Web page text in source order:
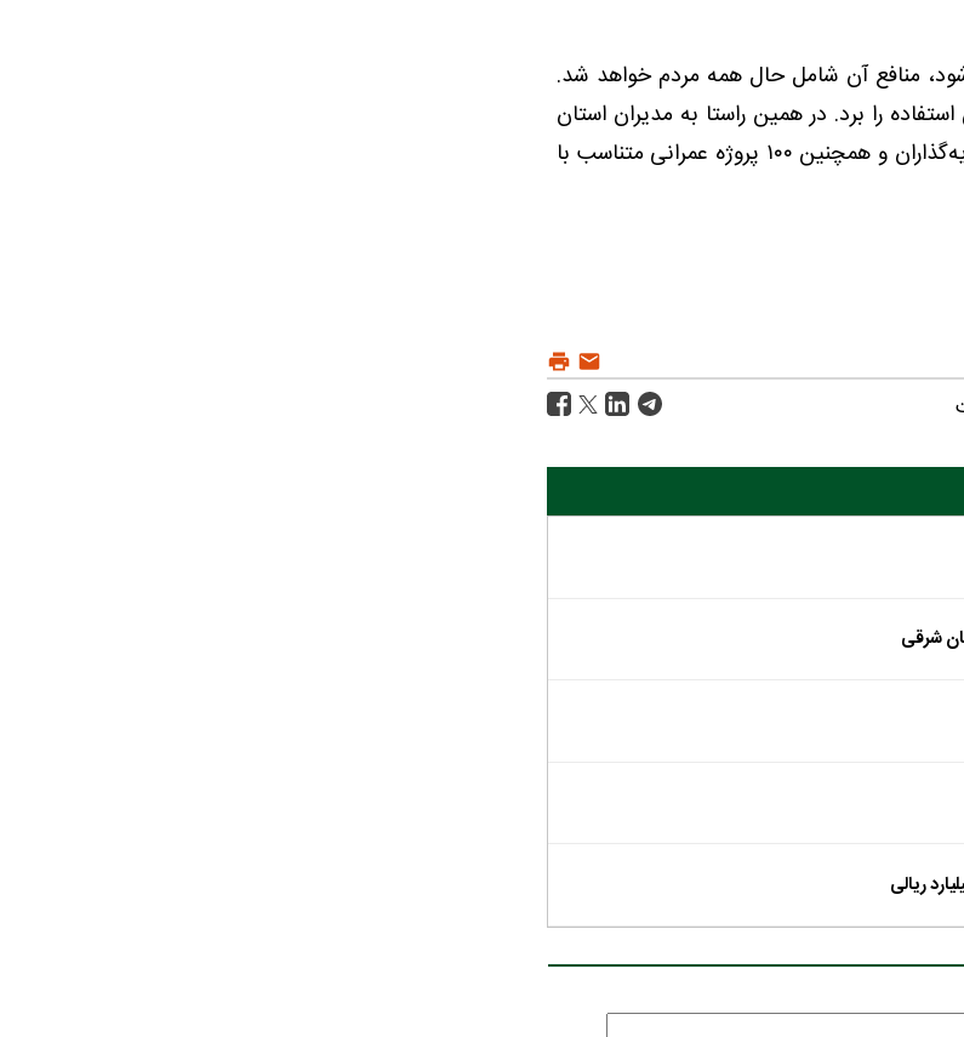
منافع آن شامل حال همه مردم خواهد شد.
را برد. در همین راستا به مدیران استان
تکلیف شده است ۱۰۰ بسته سرمایه‌گذاری بی‌نام برای ارائه به سرمایه‌گذاران و همچنین ۱۰۰ پروژه عمرانی متناسب با
شرقی